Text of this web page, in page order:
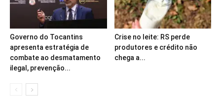
Governo do Tocantins
apresenta estratégia de
combate ao desmatamento
ilegal, prevenção...
Crise no leite: RS perde
produtores e crédito não
chega a...